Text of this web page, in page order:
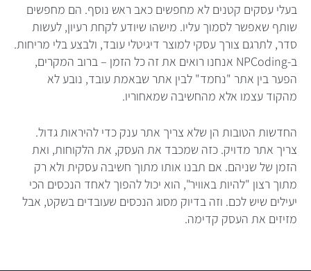
בעלי עסקים קטנים לא מחפשים כאב ראש נוסף. הם מחפשים
שותף שאפשר לסמוך עליו. מישהו שיודע לקחת רעיון, לעשות
סדר, לתרגם צורך עסקי למוצר דיגיטלי עובד, ולבצע בלי מריחות.
ב-NPCoding אנחנו רואים את זה כל הזמן – ברוב המקרים,
הפער בין אתר "נחמד" לבין אתר שבאמת עובד, נובע לא
מהקוד עצמו אלא מהחשיבה שמאחוריו.
החדשות הטובות הן שלא צריך אתר ענק כדי להיראות גדול.
צריך אתר מדויק. כזה שמכבד את העסק, את הלקוחות, ואת
הזמן של שניהם. אם תבנו אותו מתוך חשיבה עסקית ולא רק
מתוך רצון "להיות באוויר", הוא יכול להפוך לאחד הנכסים הכי
יעילים שיש לכם. וזה בדיוק מסוג הנכסים שעובדים בשקט, אבל
מזיזים את העסק קדימה.